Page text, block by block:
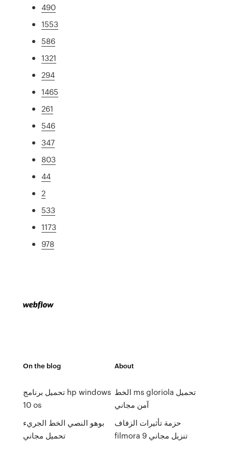
490
1553
586
1321
294
1465
261
546
347
803
44
2
533
1173
978
On the blog
تحميل برنامج hp windows
10 os
بوهو النصي الخط الجريء
تحميل مجاني
About
الخط ms gloriola تحميل
آمن مجاني
حزمة تأثيرات الزفاف
filmora 9 تنزيل مجاني